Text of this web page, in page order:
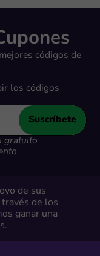
códigos de
los códigos
Suscríbete
gratuito
de sus
través de los
ganar una